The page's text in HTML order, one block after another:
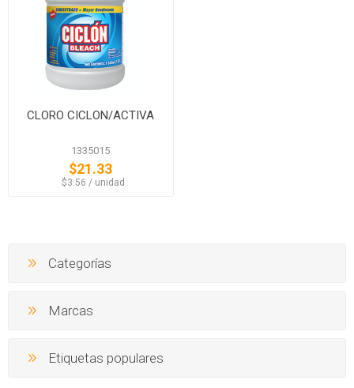
CLORO CICLON/ACTIVA
1335015
$21.33
‏‏‎ ‎‏‏‎ ‎$3.56 / unidad
Categorías
Marcas
Etiquetas populares